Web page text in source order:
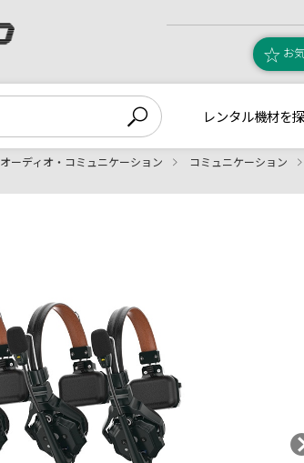
お
レンタル機材を
オーディオ・コミュニケーション コミュニケーション